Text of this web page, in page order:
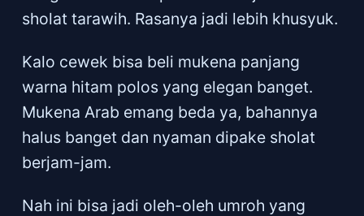
sholat tarawih. Rasanya jadi lebih khusyuk.
Kalo cewek bisa beli mukena panjang
warna hitam polos yang elegan banget.
Mukena Arab emang beda ya, bahannya
halus banget dan nyaman dipake sholat
berjam-jam.
Nah ini bisa jadi oleh-oleh umroh yang